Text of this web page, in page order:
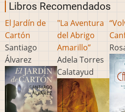
Libros Recomendados
El Jardín de
Cartón
Santiago
Álvarez
"La Aventura
del Abrigo
Amarillo”
Adela Torres
Calatayud